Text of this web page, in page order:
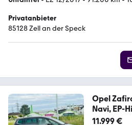
Privatanbieter
85128 Zell an der Speck
Opel
Navi, EP-
11.999 €